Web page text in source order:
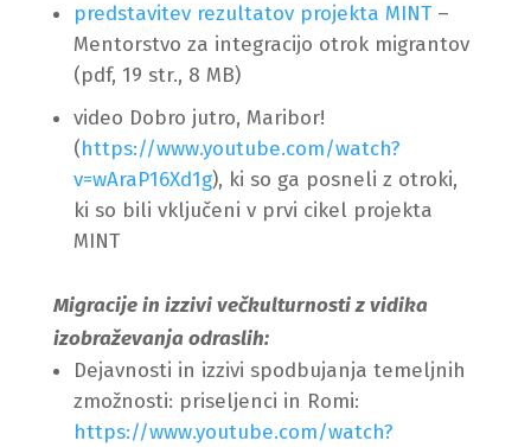
predstavitev rezultatov projekta MINT–
Mentorstvo za integracijo otrok migrantov
(pdf, 19 str., 8 MB)
video Dobro jutro, Maribor!
(https://www.youtube.com/watch?
v=wAraP16Xd1g), ki so ga posneli z otroki,
ki so bili vključeni v prvi cikel projekta
MINT
Migracije in izzivi večkulturnosti z vidika
izobraževanja odraslih:
Dejavnosti in izzivi spodbujanja temeljnih
zmožnosti: priseljenci in Romi:
https://www.youtube.com/watch?